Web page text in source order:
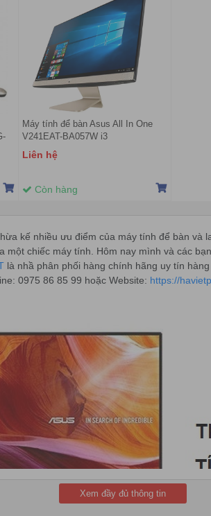
WL_M/W11SL/
Máy tính để bàn Asus All In One
V241EAT-BA057W i3
1115G4/4GB/512GB/23.8 Inch
FulllHD/Touch/Bàn
Liên hệ
Còn hàng
kế nhiều ưu điểm của máy tính để bàn và
chiếc máy tính. Hôm nay mình và các
là nhầ phân phối hàng chính hãng uy tín hàng
0975 86 85 99 hoặc Website: https://
Xem đầy đủ thông tin